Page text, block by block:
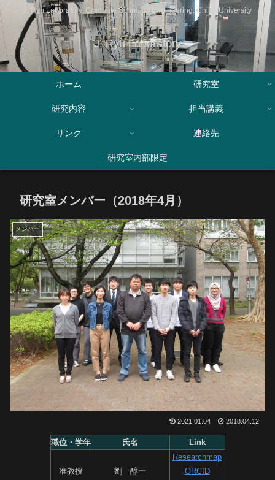
J. Ryu Laboratory, Graduate School of Engineering, Chiba University
J. Ryu Laboratory
ホーム 研究室
研究内容 担当講義
リンク 連絡先
研究室内部限定
研究室メンバー（2018年4月）
メンバー
2021.01.04 2018.04.12
職位・学年 氏名 Link
准教授 劉 醇一
Researchmap
ORCID